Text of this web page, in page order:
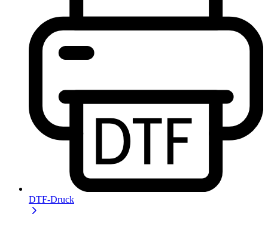
DTF-Druck